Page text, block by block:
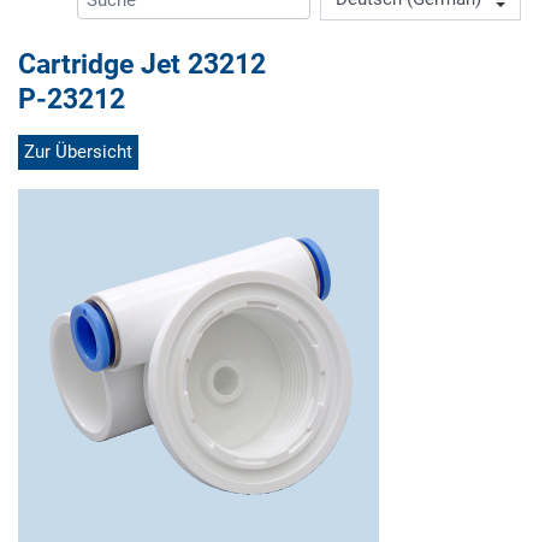
Cartridge Jet 23212
P-23212
Zur Übersicht